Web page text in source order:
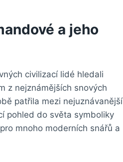
a jeho
civilizací lidé hledali
z nejznámějších snových
patřila mezi nejuznávanější
pohled do světa symboliky
mnoho moderních snářů a